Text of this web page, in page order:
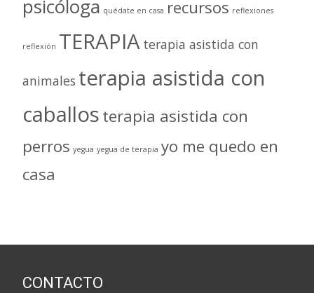
psicóloga quédate en casa recursos reflexiones
reflexión TERAPIA terapia asistida con
animales terapia asistida con
caballosterapia asistida con
perros yegua yegua de terapia yo me quedo en
casa
CONTACTO